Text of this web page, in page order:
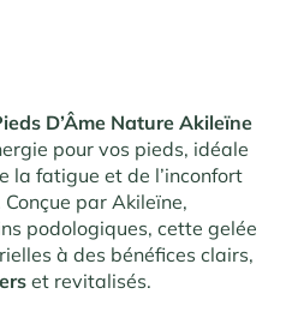
D’Âme Nature Akileïne
pour vos pieds, idéale
la fatigue et de l’inconfort
par Akileïne,
podologiques, cette gelée
à des bénéfices clairs,
et revitalisés.